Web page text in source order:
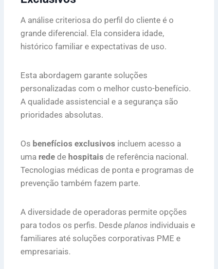
A análise criteriosa do perfil do cliente é o
grande diferencial. Ela considera idade,
histórico familiar e expectativas de uso.
Esta abordagem garante soluções
personalizadas com o melhor custo-benefício.
A qualidade assistencial e a segurança são
prioridades absolutas.
Os benefícios exclusivos incluem acesso a
uma rede de hospitais de referência nacional.
Tecnologias médicas de ponta e programas de
prevenção também fazem parte.
A diversidade de operadoras permite opções
para todos os perfis. Desde planos individuais e
familiares até soluções corporativas PME e
empresariais.